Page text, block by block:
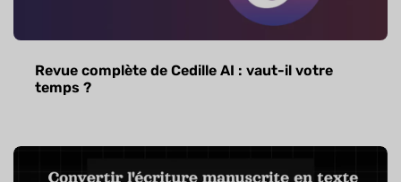
Revue complète de Cedille AI : vaut-il votre
temps ?